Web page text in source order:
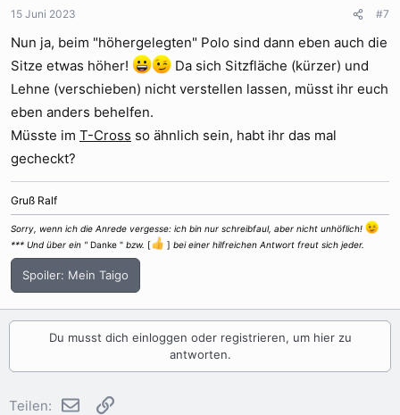
15 Juni 2023 #7
Nun ja, beim "höhergelegten" Polo sind dann eben auch die
Sitze etwas höher!
Da sich Sitzfläche (kürzer) und
Lehne (verschieben) nicht verstellen lassen, müsst ihr euch
eben anders behelfen.
Müsste im T-Cross so ähnlich sein, habt ihr das mal
gecheckt?
Gruß Ralf
Sorry, wenn ich die Anrede vergesse: ich bin nur schreibfaul, aber nicht unhöflich!
*** Und über ein " Danke " bzw. [ ] bei einer hilfreichen Antwort freut sich jeder.
Spoiler: Mein Taigo
Du musst dich einloggen oder registrieren, um hier zu
antworten.
Teilen: E-MailLink